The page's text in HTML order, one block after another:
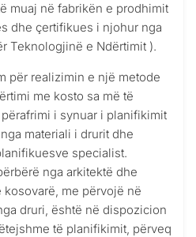
muaj në fabrikën e prodhimit
dhe çertifikues i njohur nga
Teknologjinë e Ndërtimit ).
për realizimin e një metode
me kosto sa më të
i synuar i planifikimit
materiali i drurit dhe
specialist.
nga arkitektë dhe
me përvojë në
druri, është në dispozicion
të planifikimit, përveq